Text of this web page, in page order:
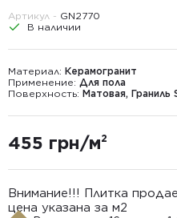
Артикул - GN2770
В наличии
Материал: Керамогранит
Применение: Для пола
Поверхность: Матовая, Граниль
455 грн/м²
Внимание!!! Плитка
цена указана за м2